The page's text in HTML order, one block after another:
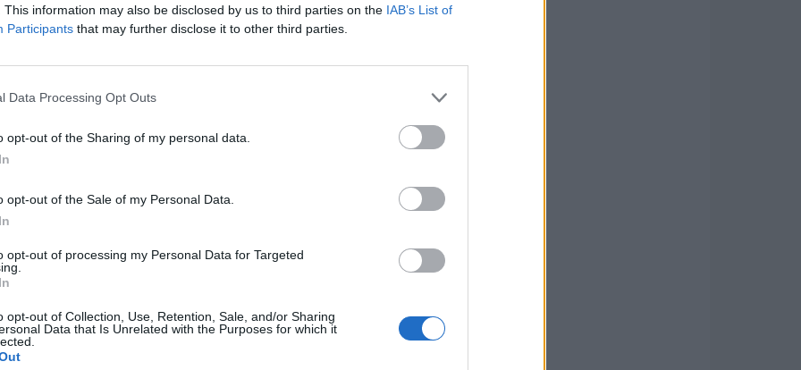
This information may also be disclosed by us to third parties on the IAB’s List of
Participants that may further disclose it to other third parties.
Data Processing Opt Outs
opt-out of the Sharing of my personal data.
opt-out of the Sale of my Personal Data.
opt-out of processing my Personal Data for Targeted
opt-out of Collection, Use, Retention, Sale, and/or Sharing
Data that Is Unrelated with the Purposes for which it
a